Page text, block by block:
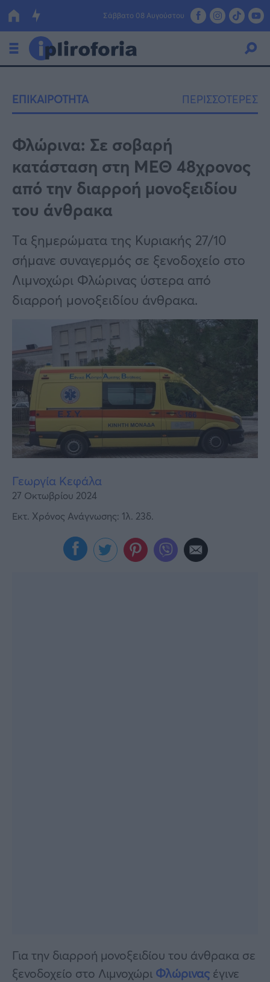
Σάββατο 08 Αυγούστου
Οικονομία
Πολιτική
Τράπεζες
Επιδοτήσεις
Κόσμος
Lifestyle
Αθλητικά
Υγεία
Γυναίκα
Καιρός
ΕΠΙΚΑΙΡΟΤΗΤΑ ΠΕΡΙΣΣΟΤΕΡΕΣ
Φλώρινα: Σε σοβαρή
κατάσταση στη ΜΕΘ 48χρονος
από την διαρροή μονοξειδίου
του άνθρακα
Τα ξημερώματα της Κυριακής 27/10
σήμανε συναγερμός σε ξενοδοχείο στο
Λιμνοχώρι Φλώρινας ύστερα από
διαρροή μονοξειδίου άνθρακα.
Γεωργία Κεφάλα
27 Οκτωβρίου 2024
Εκτ. Χρόνος Ανάγνωσης: 1λ. 23δ.
Για την διαρροή μονοξειδίου του άνθρακα σε
ξενοδοχείο στο Λιμνοχώρι Φλώρινας έγινε